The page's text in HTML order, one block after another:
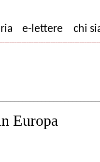
e-lettere chi
Europa